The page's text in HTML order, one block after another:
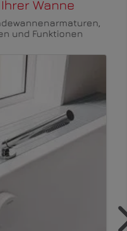
Wanne
und Funktionen